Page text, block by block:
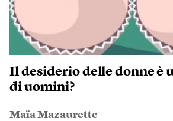
Il desiderio delle donne è
di uomini?
Maïa Mazaurette